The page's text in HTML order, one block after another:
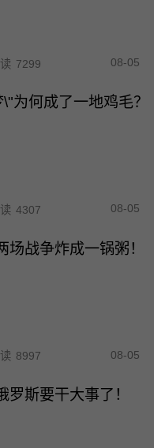
7299 08-05
为何成了一地鸡毛？
4307 08-05
战争炸成一锅粥！
8997 08-05
斯要干大事了！